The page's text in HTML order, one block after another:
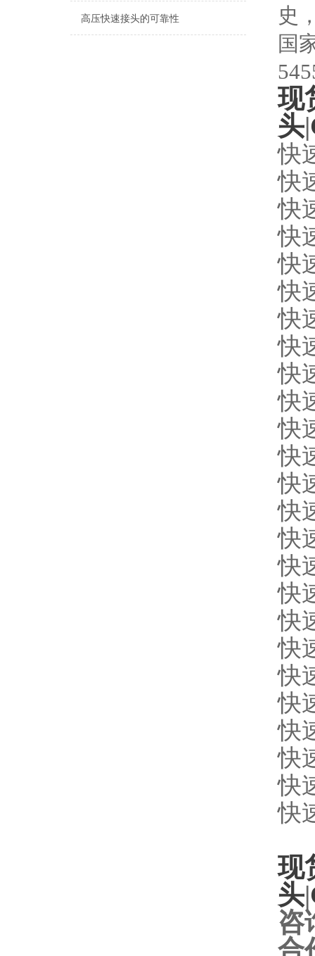
高压快速接头的可靠性
史
国
现
头|
快
快
快
快
快
快
快
快
快
快
快
快
快
快
快
快
快
快
快
快
快
快
快
快
快
现
头|
咨
合